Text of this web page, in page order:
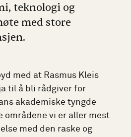
teknologi og
med store
med at Rasmus Kleis
til å bli rådgiver for
akademiske tyngde
områdene vi er aller mest
med den raske og